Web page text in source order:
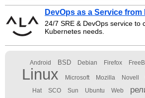
DevOps as a Service from
24/7 SRE & DevOps service to
Kubernetes needs.
Android BSD Debian Firefox
Linux Microsoft Mozilla Novell
Hat SCO Sun Ubuntu Web